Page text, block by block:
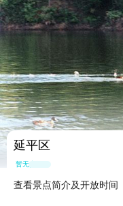
延平区
暂无点评
查看景点简介及开放时间
